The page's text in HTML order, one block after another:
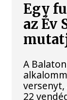
Egy
az Év
A
22